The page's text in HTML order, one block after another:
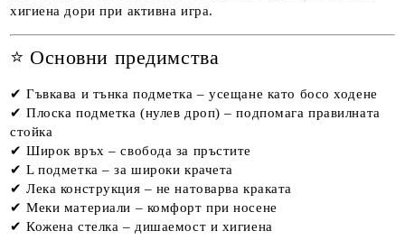
хигиена дори при активна игра.
⭐ Основни предимства
✔ Гъвкава и тънка подметка – усещане като босо ходене
✔ Плоска подметка (нулев дроп) – подпомага правилната
стойка
✔ Широк връх – свобода за пръстите
✔ L подметка – за широки крачета
✔ Лека конструкция – не натоварва краката
✔ Меки материали – комфорт при носене
✔ Кожена стелка – дишаемост и хигиена